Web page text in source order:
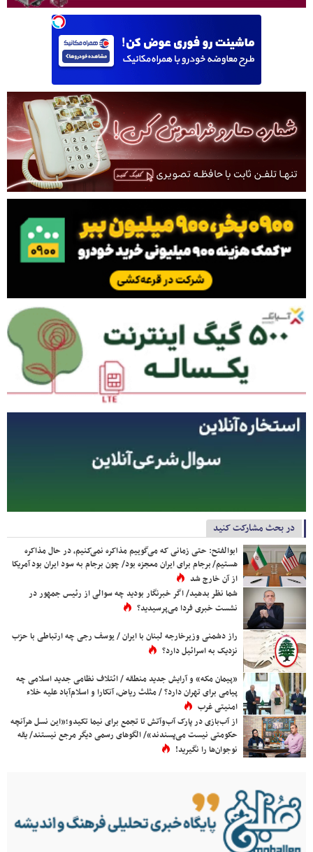
در بحث مشارکت کنید
ابوالفتح: حتی زمانی که می‌گوییم مذاکره نمی‌کنیم، در حال مذاکره
هستیم/ برجام برای ایران معجزه بود/ چون برجام به سود ایران بود آمریکا
از آن خارج شد
شما نظر بدهید/ اگر خبرنگار بودید چه سوالی از رئیس جمهور در
نشست خبری فردا می‌پرسیدید؟
راز دشمنی وزیرخارجه لبنان با ایران / یوسف رجی چه ارتباطی با حزب
نزدیک به اسرائیل دارد؟
«پیمان مکه» و آرایش جدید منطقه / ائتلاف نظامی جدید اسلامی چه
پیامی برای تهران دارد؟ / مثلث ریاض، آنکارا و اسلام‌آباد علیه خلاء
امنیتی غرب
از آب‌بازی در پارک آب‌وآتش تا تجمع برای نیما تکیدو؛«این نسل هرآنچه
حکومتی نیست می‌پسندند»/ الگوهای رسمی دیگر مرجع نیستند/ یقه
نوجوان‌ها را نگیرید!